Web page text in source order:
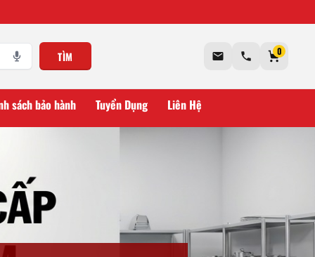
TÌM 0
sách bảo hành Tuyển Dụng Liên Hệ